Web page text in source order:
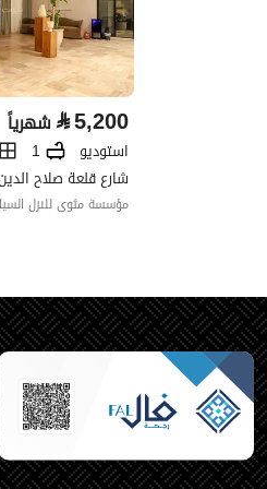
استخدام العقار
نوع العقار
خدمات العقار
عمر العقار
عرض الشارع
رقم المخطط
⃁5,200 شهرياً
استوديو 1
مؤسسة مثوى للنزل